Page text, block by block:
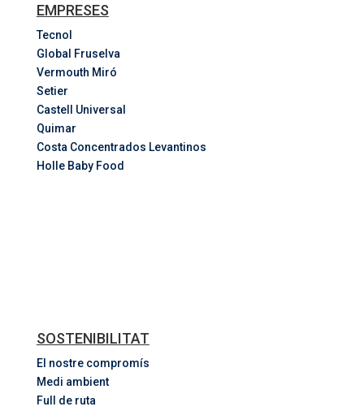
EMPRESES
Tecnol
Global Fruselva
Vermouth Miró
Setier
Castell Universal
Quimar
Costa Concentrados Levantinos
Holle Baby Food
SOSTENIBILITAT
El nostre compromís
Medi ambient
Full de ruta